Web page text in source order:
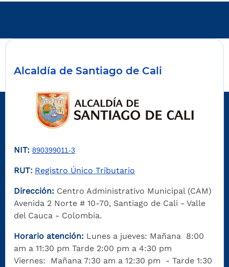
Alcaldía de Santiago de Cali
NIT: 890399011-3
RUT: Registro Único Tributario
Dirección: Centro Administrativo Municipal (CAM)
Avenida 2 Norte # 10-70, Santiago de Cali - Valle
del Cauca - Colombia.
Horario atención: Lunes a jueves: Mañana 8:00
am a 11:30 pm Tarde 2:00 pm a 4:30 pm
Viernes: Mañana 7:30 am a 12:30 pm - Tarde 1:30